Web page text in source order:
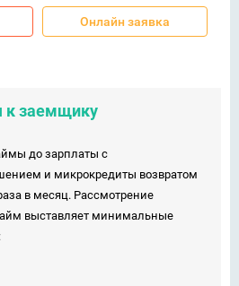
Онлайн заявка
к заемщику
до зарплаты с
и микрокредиты возвратом
в месяц. Рассмотрение
выставляет минимальные